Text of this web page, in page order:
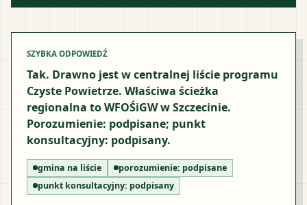
SZYBKA ODPOWIEDŹ
Tak. Drawno jest w centralnej liście programu
Czyste Powietrze. Właściwa ścieżka
regionalna to WFOŚiGW w Szczecinie.
Porozumienie: podpisane; punkt
konsultacyjny: podpisany.
gmina na liście porozumienie: podpisane
punkt konsultacyjny: podpisany